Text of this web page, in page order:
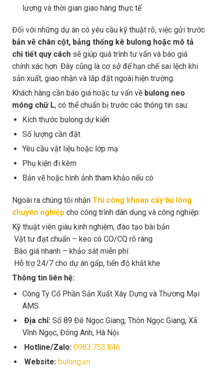
lượng và thời gian giao hàng thực tế
Đối với những dự án có yêu cầu kỹ thuật rõ, việc gửi trước
bản vẽ chân cột, bảng thống kê bulong hoặc mô tả
chi tiết quy cách sẽ giúp quá trình tư vấn và báo giá
chính xác hơn. Đây cũng là cơ sở để hạn chế sai lệch khi
sản xuất, giao nhận và lắp đặt ngoài hiện trường.
Khách hàng cần báo giá hoặc tư vấn về bulong neo
móng chữ L, có thể chuẩn bị trước các thông tin sau:
Kích thước bulong dự kiến
Số lượng cần đặt
Yêu cầu vật liệu hoặc lớp mạ
Phụ kiện đi kèm
Bản vẽ hoặc hình ảnh tham khảo nếu có
Ngoài ra chúng tôi nhận Thi công khoan cấy bu lông
chuyên nghiệp cho công trình dân dụng và công nghiệp:
Kỹ thuật viên giàu kinh nghiệm, đào tạo bài bản
Vật tư đạt chuẩn – keo có CO/CQ rõ ràng
Báo giá nhanh – khảo sát miễn phí
Hỗ trợ 24/7 cho dự án gấp, tiến độ khắt khe
Thông tin liên hệ:
Công Ty Cổ Phần Sản Xuất Xây Dựng và Thương Mại
AMS
Địa chỉ:Số 89 Đê Ngọc Giang, Thôn Ngọc Giang, Xã
Vĩnh Ngọc, Đông Anh, Hà Nội
Hotline/Zalo: 0983.753.846
Website: bulong.vn